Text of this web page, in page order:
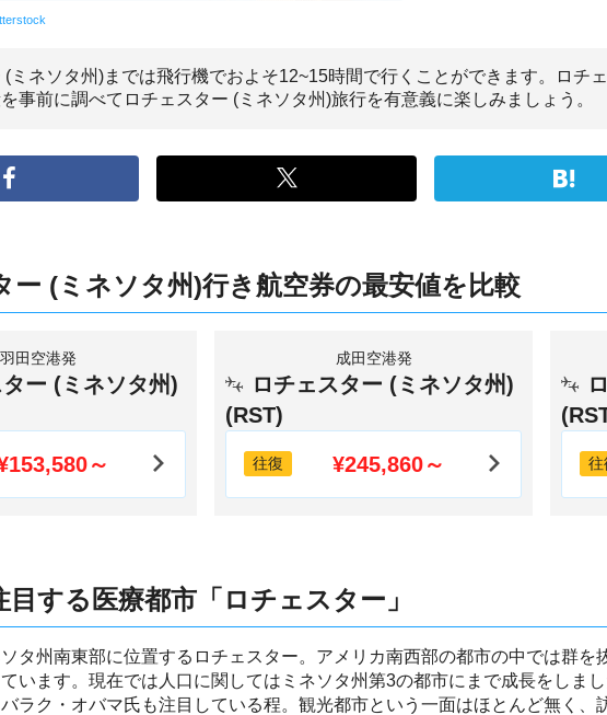
(ミネソタ州)までは飛行機でおよそ12~15時間で行くことができます。ロチ
事前に調べてロチェスター (ミネソタ州)旅行を有意義に楽しみましょう。
ー (ミネソタ州)行き航空券の最安値を比較
羽田空港発
ー (ミネソタ州)
～
成田空港発
ロチェスター (ミネソタ州)
(RST)
往復 ¥245,860～ 往
目する医療都市「ロチェスター」
タ州南東部に位置するロチェスター。アメリカ南西部の都市の中では群を
います。現在では人口に関してはミネソタ州第3の都市にまで成長をしま
ラク・オバマ氏も注目している程。観光都市という一面はほとんど無く、